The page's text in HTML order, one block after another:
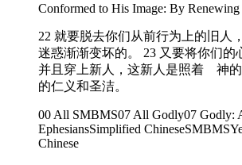
Conformed to His Image: By
22 就要脱去你们从前行为上的旧人
迷惑渐渐变坏的。 23 又要将你们的
并且穿上新人，这新人是照着 神
的仁义和圣洁。
00 All SMBMS07 All Godly07 Godly:
EphesiansSimplified ChineseSMBMS
Chinese